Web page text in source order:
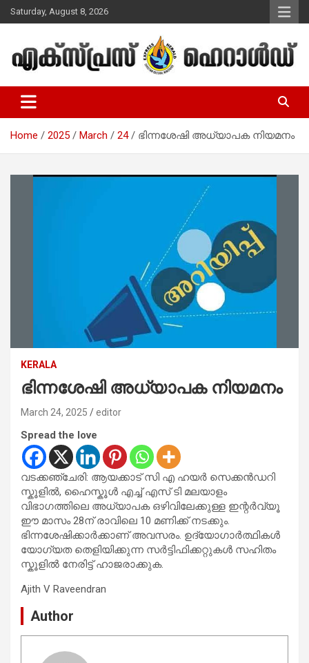
Skip
to
Saturday, August 8, 2026
Express Herald – Malayalam
Christian News
Home 2025 March 24 ഭിന്നശേഷി അധ്യാപക നിയമനം
KERALA
ഭിന്നശേഷി അധ്യാപക നിയമനം
March 24, 2025 editor
Spread the love
വടക്കഞ്ചേരി: ആയക്കാട് സി എ ഹയർ സെക്കൻഡറി
സ്കൂളിൽ, ഹൈസ്കൂൾ എച്ച് എസ് ടി മലയാളം
വിഭാഗത്തിലെ അധ്യാപക ഒഴിവിലേക്കുള്ള ഇന്റർവ്യൂ
ഈ മാസം 28ന് രാവിലെ 10 മണിക്ക് നടക്കും.
ഭിന്നശേഷിക്കാർക്കാണ് അവസരം. ഉദ്യോഗാർത്ഥികൾ
യോഗ്യത തെളിയിക്കുന്ന സർട്ടിഫിക്കറ്റുകൾ സഹിതം
സ്കൂളിൽ നേരിട്ട് ഹാജരാക്കുക.
Ajith V Raveendran
Author